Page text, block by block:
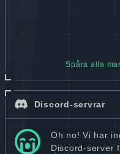
Spåra alla
Discord-servrar
Oh no! Vi har
Discord-server